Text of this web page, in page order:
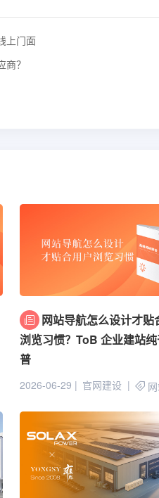
上门面
？
网站导航怎么设计才贴
浏览习惯？ToB 企业建站
普
2026-06-29 官网建设